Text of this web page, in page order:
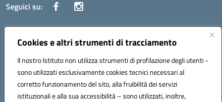
Cookies e altri strumenti di tracciamento
Il nostro Istituto non utilizza strumenti di profilazione degli utenti -
sono utilizzati esclusivamente cookies tecnici necessari al
corretto funzionamento del sito, alla fruibilità dei servizi
istituzionali e alla sua accessibilità – sono utilizzati, inoltre,
Seguici su:
Indirizzo:Corso Vittorio Emanuele, 27 90133 - Palermo
Posta elettronica certificata (PEC):pais03600r@pec.istruzione.it
Codice fiscale: 97308550827
Codice meccanografico: PAIS03600R